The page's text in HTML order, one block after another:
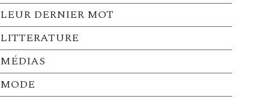
LEUR DERNIER MOT
LITTERATURE
MÉDIAS
MODE